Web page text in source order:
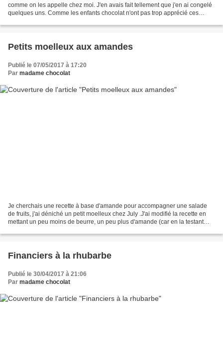
comme on les appelle chez moi. J'en avais fait tellement que j'en ai congelé
quelques uns. Comme les enfants chocolat n'ont pas trop apprécié ces
Petits moelleux aux amandes
Publié le 07/05/2017 à 17:20
Par madame chocolat
Je cherchais une recette à base d'amande pour accompagner une salade
de fruits, j'ai déniché un petit moelleux chez July .J'ai modifié la recette en
mettant un peu moins de beurre, un peu plus d'amande (car en la testant
Financiers à la rhubarbe
Publié le 30/04/2017 à 21:06
Par madame chocolat